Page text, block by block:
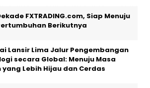
FXTRADING.com, Siap Menuju
Berikutnya
Lansir Lima Jalur Pengembangan
secara Global: Menuju Masa
yang Lebih Hijau dan Cerdas